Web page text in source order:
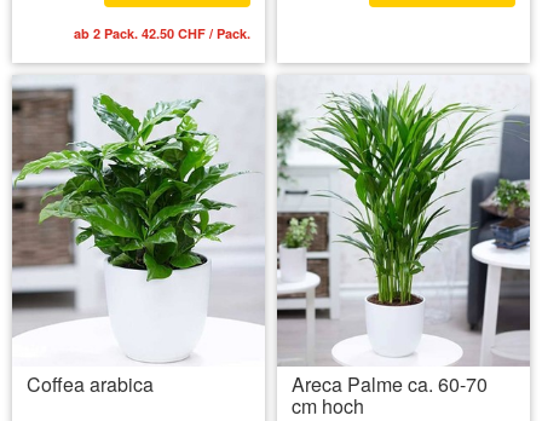
ab 2 Pack. 42.50 CHF / Pack.
Coffea arabica Areca Palme ca. 60-70
cm hoch